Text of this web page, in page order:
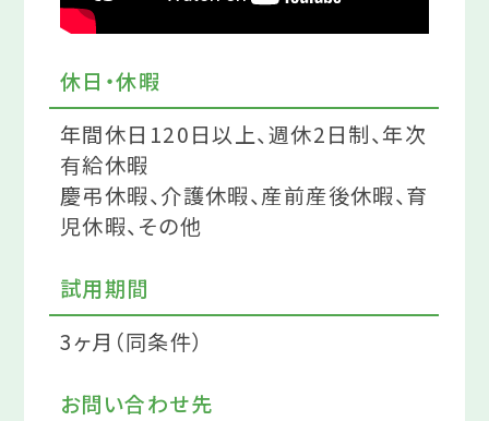
休日・休暇
年間休日120日以上、週休2日制、年次
有給休暇
慶弔休暇、介護休暇、産前産後休暇、育
児休暇、その他
試用期間
3ヶ月（同条件）
お問い合わせ先